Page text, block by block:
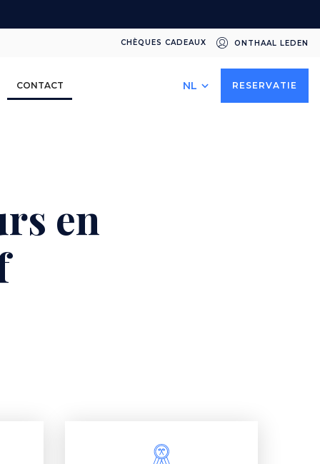
CHÈQUES CADEAUX ONTHAAL LEDEN
CONTACT
Select
RESERVATIE
en